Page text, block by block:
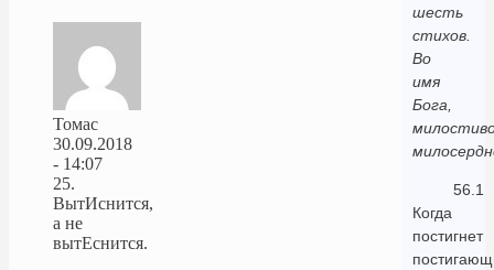
шесть
стихов.
Во
имя
Бога,
56.1
Когда
постигнет
Томас
30.09.2018
- 14:07
25.
ВытИснится,
а не
вытЕснится.